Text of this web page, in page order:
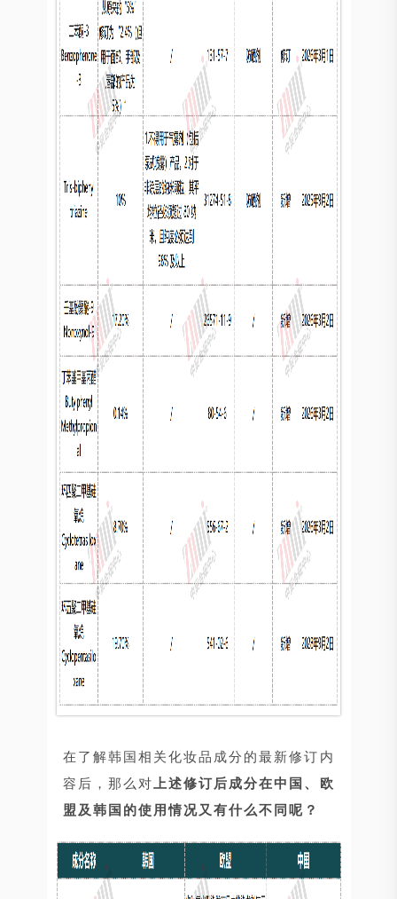
在了解韩国相关化妆品成分的最新修订内
容后，那么对 上述修订后成分在中国、欧
盟及韩国的使用情况又有什么不同呢？